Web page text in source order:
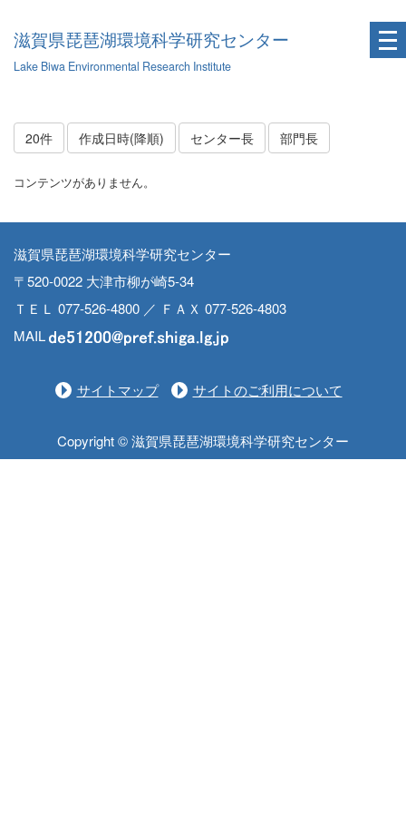
滋賀県琵琶湖環境科学研究センター
Lake Biwa Environmental Research Institute
20件 作成日時(降順) センター長 部門長
コンテンツがありません。
滋賀県琵琶湖環境科学研究センター
〒520-0022 大津市柳が崎5-34
ＴＥＬ 077-526-4800 ／ ＦＡＸ 077-526-4803
MAIL
サイトマップ サイトのご利用について
Copyright © 滋賀県琵琶湖環境科学研究センター